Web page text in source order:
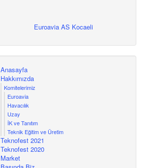
Euroavia AS Kocaeli
Anasayfa
Hakkımızda
Komitelerimiz
Euroavia
Havacılık
Uzay
İK ve Tanıtım
Teknik Eğitim ve Üretim
Teknofest 2021
Teknofest 2020
Market